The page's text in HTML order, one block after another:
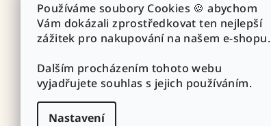
Používáme soubory Cookies 🍪 abychom
Vám dokázali zprostředkovat ten nejlepší
zážitek pro nakupování na našem e-shopu.
Dalším procházením tohoto webu
vyjadřujete souhlas s jejich používáním.
Nastavení
Průvodce zapínáním
náušnic
Vazby - vzory řetízků